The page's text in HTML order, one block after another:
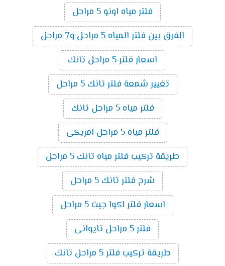
فلتر مياه اونو 5 مراحل
الفرق بين فلتر المياه 5 مراحل و7 مراحل
اسعار فلتر 5 مراحل تانك
تغيير شمعة فلتر تانك 5 مراحل
فلتر مياه 5 مراحل تانك
فلتر مياه 5 مراحل امريكى
طريقة تركيب فلتر مياه تانك 5 مراحل
شرح فلتر تانك 5 مراحل
اسعار فلتر اكوا جيت 5 مراحل
فلتر 5 مراحل تايوانى
طريقة تركيب فلتر 5 مراحل تانك